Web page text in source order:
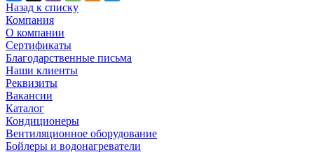
Назад к списку
Компания
О компании
Сертификаты
Благодарственные письма
Наши клиенты
Реквизиты
Вакансии
Каталог
Кондиционеры
Вентиляционное оборудование
Бойлеры и водонагреватели